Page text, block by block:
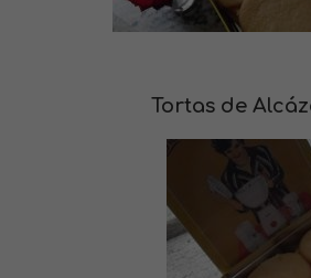
Tortas de